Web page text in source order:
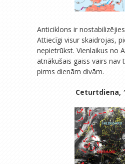
Anticiklons ir
Attiecīgi visur skaidrojas,
nepietrūkst. Vienlaikus no
atnākušais gaiss vairs nav
pirms dienām divām.
Ceturtdiena,